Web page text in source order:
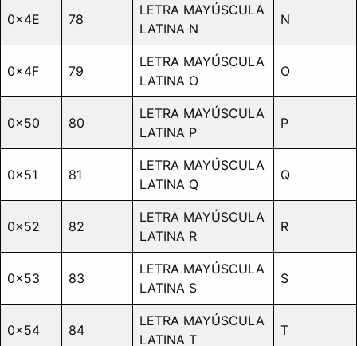
0x4E 78
LETRA MAYÚSCULA
LATINA N
N
0x4F 79
LETRA MAYÚSCULA
LATINA O
O
0x50 80
LETRA MAYÚSCULA
LATINA P
P
0x51 81
LETRA MAYÚSCULA
LATINA Q
Q
0x52 82
LETRA MAYÚSCULA
LATINA R
R
0x53 83
LETRA MAYÚSCULA
LATINA S
S
0x54 84
LETRA MAYÚSCULA
LATINA T
T